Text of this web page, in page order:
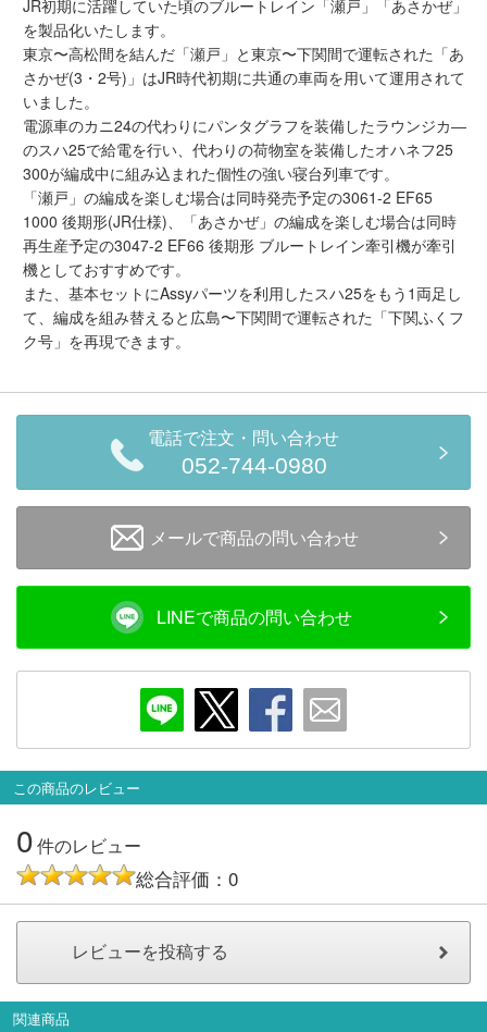
JR初期に活躍していた頃のブルートレイン「瀬戸」「あさかぜ」
を製品化いたします。
東京〜高松間を結んだ「瀬戸」と東京〜下関間で運転された「あ
さかぜ(3・2号)」はJR時代初期に共通の車両を用いて運用されて
いました。
電源車のカニ24の代わりにパンタグラフを装備したラウンジカ―
のスハ25で給電を行い、代わりの荷物室を装備したオハネフ25
300が編成中に組み込まれた個性の強い寝台列車です。
「瀬戸」の編成を楽しむ場合は同時発売予定の3061-2 EF65
1000 後期形(JR仕様)、「あさかぜ」の編成を楽しむ場合は同時
再生産予定の3047-2 EF66 後期形 ブルートレイン牽引機が牽引
機としておすすめです。
また、基本セットにAssyパーツを利用したスハ25をもう1両足し
て、編成を組み替えると広島〜下関間で運転された「下関ふくフ
ク号」を再現できます。
電話で注文・問い合わせ
052-744-0980
メールで商品の問い合わせ
LINEで商品の問い合わせ
この商品のレビュー
0件のレビュー
総合評価：0
関連商品